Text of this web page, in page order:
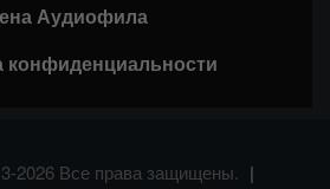
Аудиофила
конфиденциальности
2026 Все права защищены. |